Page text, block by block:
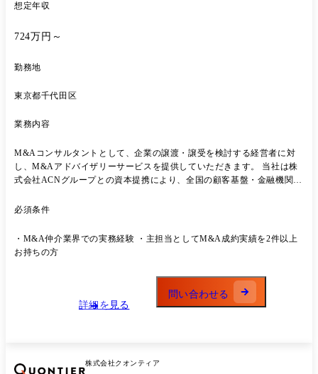
想定年収
724万円～
勤務地
東京都千代田区
業務内容
M&Aコンサルタントとして、企業の譲渡・譲受を検討する経営者に対
し、M&Aアドバイザリーサービスを提供していただきます。 当社は株
式会社ACNグループとの資本提携により、全国の顧客基盤・金融機関ネ
ーシングチームによる案件供給体制を構築しており、コンサルタントは
はさらなる事業拡大と業界No.1を目指す成長フェーズにあり、案件のソ
ーシングから成約まで一気通貫で担当いただきながら、将来的にはマネ
ソーシングおよび開拓 ・経営者との面談、提案活動 ・アドバイザリー
契約の提案・締結 ・企業価値評価(バリュエーション) ・企業概要書(IM)
提案 ・譲受候補企業の選定および開拓 ・譲受企業への提案活動 ・トッ
必須条件
・M&A仲介業界での実務経験 ・主担当としてM&A成約実績を2件以上
お持ちの方
詳細を見る
問い合わせる
株式会社クオンティア